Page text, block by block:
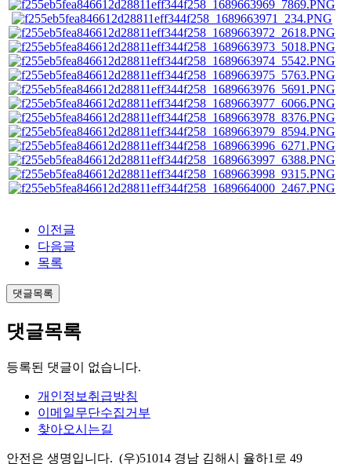
이전글
다음글
목록
댓글목록
댓글목록
등록된 댓글이 없습니다.
개인정보취급방침
이메일무단수집거부
찾아오시는길
안전은 생명입니다. (우)51014 경남 김해시 율하1로 49